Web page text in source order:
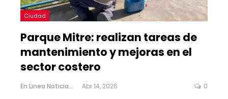
Ciudad
Parque Mitre: realizan tareas de
mantenimiento y mejoras en el
sector costero
En Linea Noticias Abr 14, 2026 0